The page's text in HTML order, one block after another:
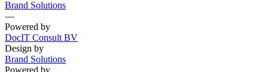
Brand Solutions
—
Powered by
DocIT Consult BV
Design by
Brand Solutions
Powered by